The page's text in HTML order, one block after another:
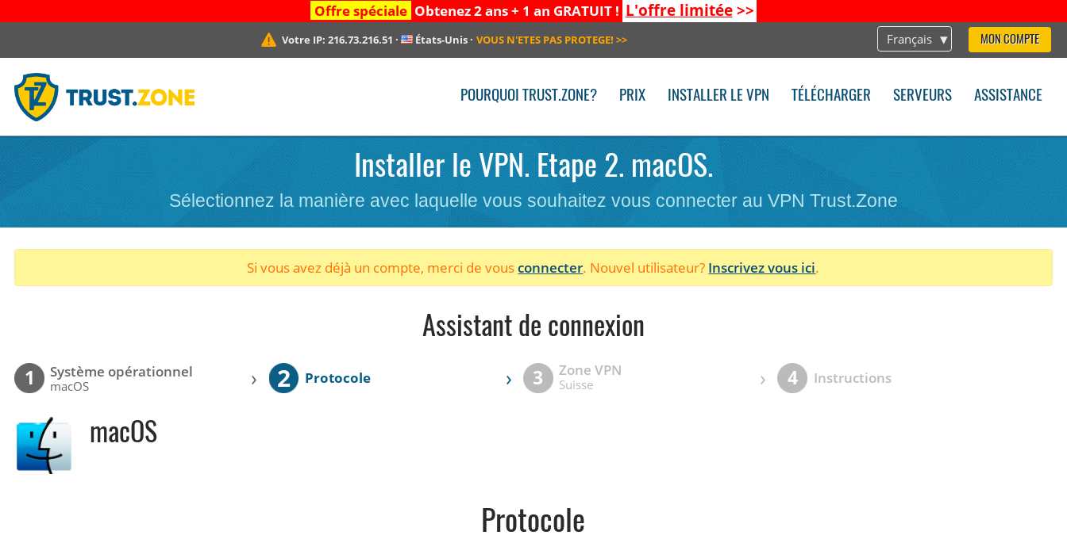
Offre spéciale Obtenez 2 ans + 1 an GRATUIT ! L'offre limitée>>
Français MON COMPTE
Votre IP:216.73.216.51 · États-Unis · VOUS N'ETES PAS PROTEGE! >>
POURQUOI TRUST.ZONE? PRIX INSTALLER LE VPN TÉLÉCHARGER SERVEURS ASSISTANCE
Installer le VPN. Etape 2. macOS.
Sélectionnez la manière avec laquelle vous souhaitez vous connecter au VPN Trust.Zone
Si vous avez déjà un compte, merci de vousconnecter. Nouvel utilisateur? Inscrivez vous ici.
Assistant de connexion
1 Système opérationnel
macOS › 2 Protocole › 3 Zone VPN
Suisse › 4 Instructions
macOS
Protocole